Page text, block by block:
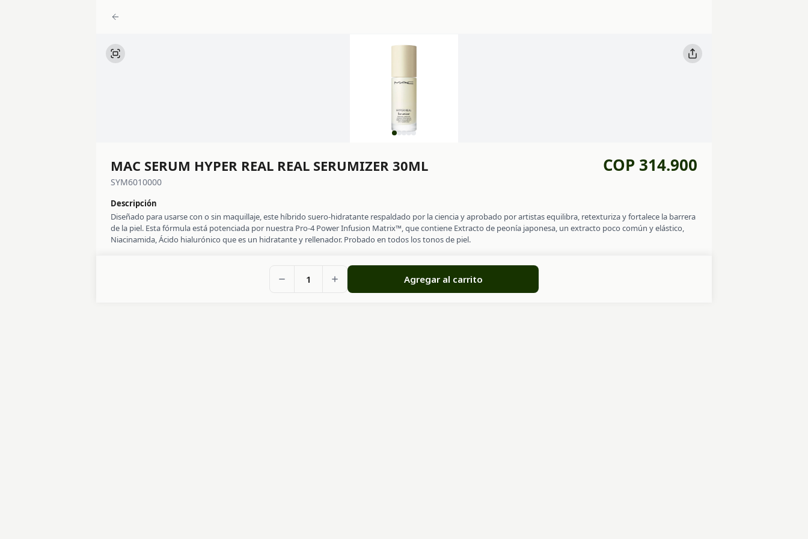
MAC SERUM HYPER REAL REAL SERUMIZER 30ML COP 314.900
SYM6010000
Descripción
Diseñado para usarse con o sin maquillaje, este híbrido suero-hidratante respaldado por la ciencia y aprobado por artistas equilibra, retexturiza y fortalece la barrera
de la piel. Esta fórmula está potenciada por nuestra Pro-4 Power Infusion Matrix™, que contiene Extracto de peonía japonesa, un extracto poco común y elástico,
Niacinamida, Ácido hialurónico que es un hidratante y rellenador. Probado en todos los tonos de piel.
1 Agregar al carrito